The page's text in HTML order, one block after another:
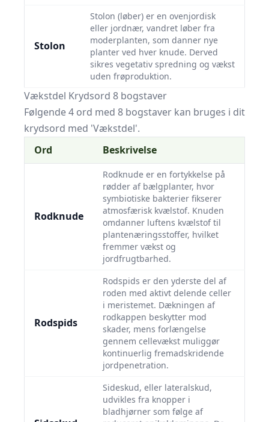
Stolon
Stolon (løber) er en ovenjordisk
eller jordnær, vandret løber fra
moderplanten, som danner nye
planter ved hver knude. Derved
sikres vegetativ spredning og vækst
uden frøproduktion.
Vækstdel Krydsord 8 bogstaver
Følgende 4 ord med 8 bogstaver kan bruges i dit
krydsord med 'Vækstdel'.
Ord
Beskrivelse
Rodknude
Rodknude er en fortykkelse på
rødder af bælgplanter, hvor
symbiotiske bakterier fikserer
atmosfærisk kvælstof. Knuden
omdanner luftens kvælstof til
plantenæringsstoffer, hvilket
fremmer vækst og
jordfrugtbarhed.
Rodspids
Rodspids er den yderste del af
roden med aktivt delende celler
i meristemet. Dækningen af
rodkappen beskytter mod
skader, mens forlængelse
gennem cellevækst muliggør
kontinuerlig fremadskridende
jordpenetration.
Sideskud, eller lateralskud,
udvikles fra knopper i
bladhjørner som følge af